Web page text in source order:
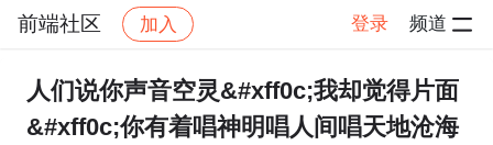
前端社区 加入 登录 频道
社区 前端社区 感慨 帖子详情
人们说你声音空灵&#xff0c;我却觉得片面
&#xff0c;你有着唱神明唱人间唱天地沧海